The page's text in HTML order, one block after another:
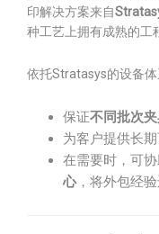
印解决方案来自
种工艺上拥有成熟的工
依托Stratasys的设备体
保证不同批次
为客户提供长
在需要时，可
心，将外包经验